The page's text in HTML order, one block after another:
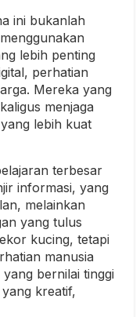
ini bukanlah
lebih penting
perhatian
Mereka yang
menjaga
lebih kuat
terbesar
informasi, yang
melainkan
yang tulus
kucing, tetapi
manusia
bernilai tinggi
kreatif,